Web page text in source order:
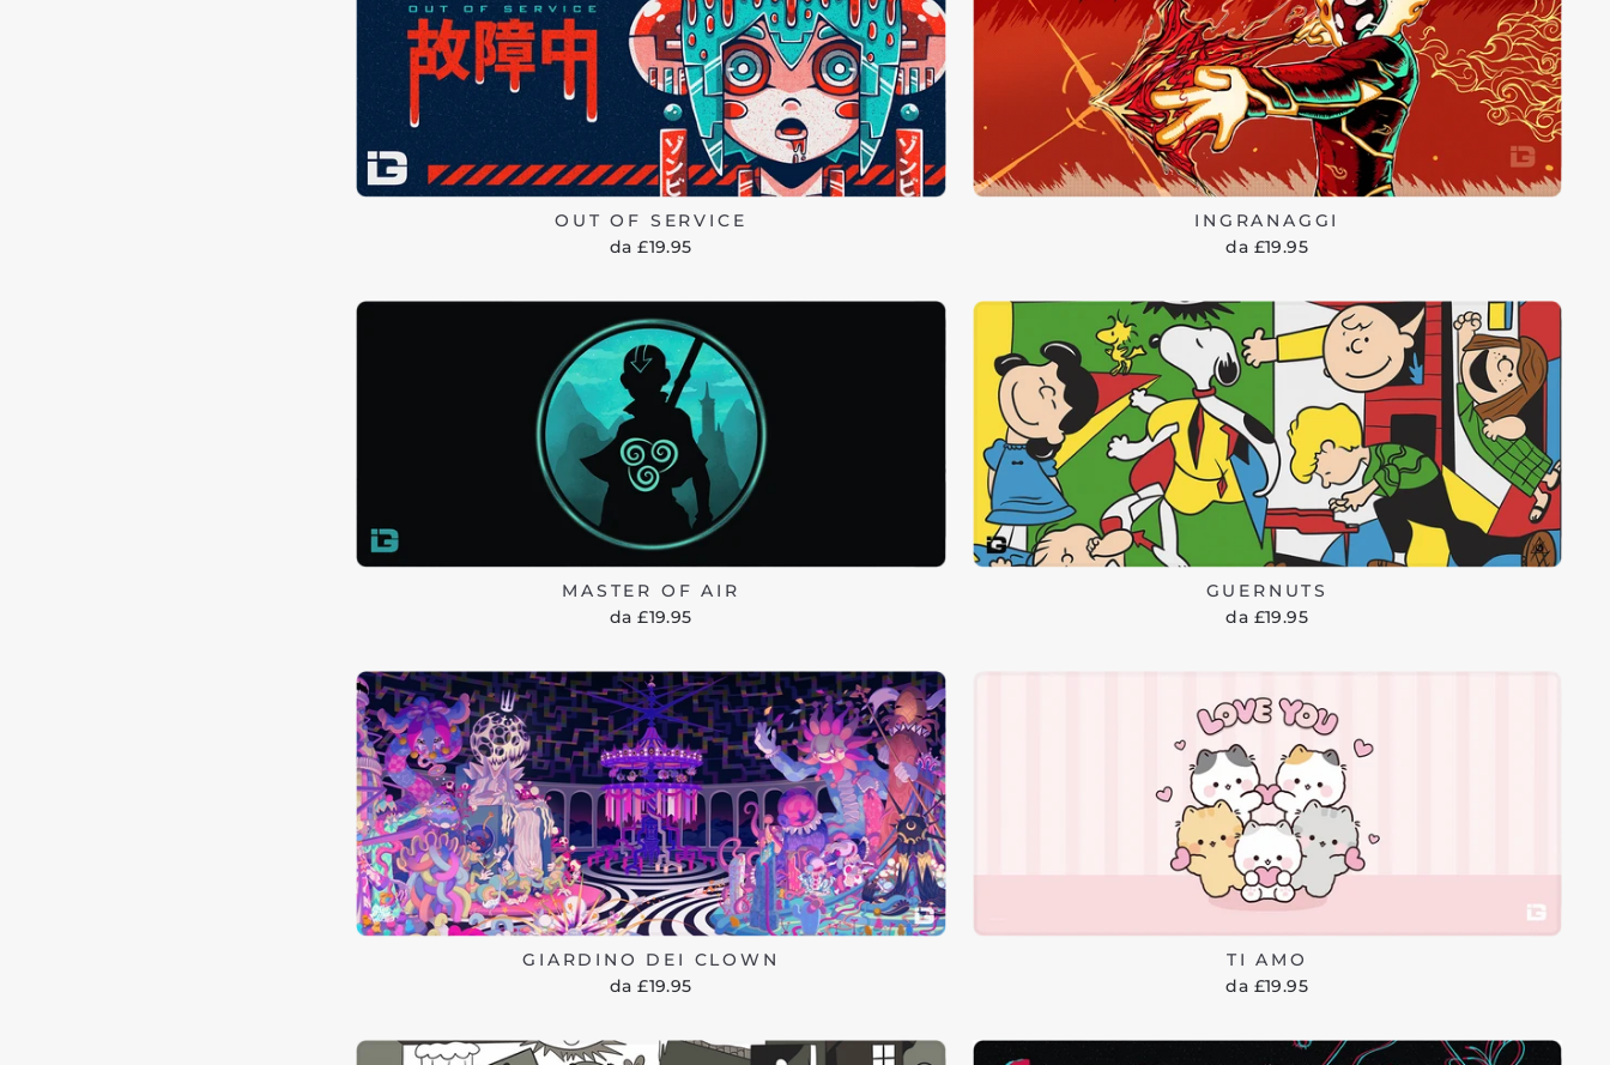
OUT OF SERVICE
da £19.95
INGRANAGGI
da £19.95
MASTER OF AIR
da £19.95
GUERNUTS
da £19.95
GIARDINO DEI CLOWN
da £19.95
TI AMO
da £19.95